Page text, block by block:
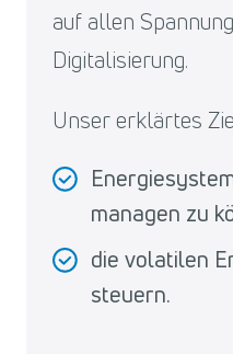
auf allen
Digitalisierung.
Unser erklärtes
managen zu
die volatilen
steuern.